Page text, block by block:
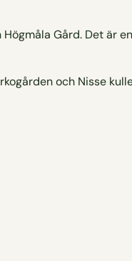
Gård. Det är
och Nisse